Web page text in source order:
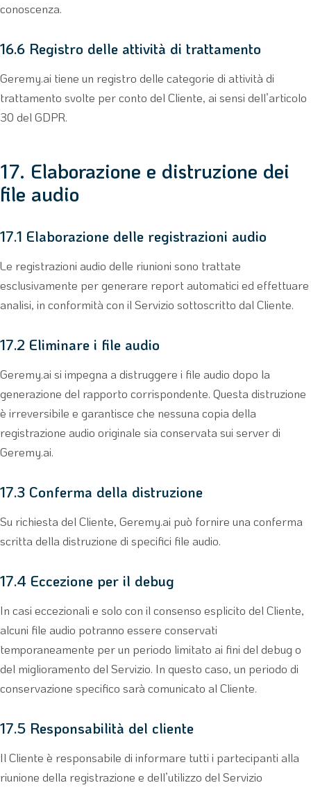
conoscenza.
16.6 Registro delle attività di trattamento
Geremy.ai tiene un registro delle categorie di attività di
trattamento svolte per conto del Cliente, ai sensi dell’articolo
30 del GDPR.
17. Elaborazione e distruzione dei
file audio
17.1 Elaborazione delle registrazioni audio
Le registrazioni audio delle riunioni sono trattate
esclusivamente per generare report automatici ed effettuare
analisi, in conformità con il Servizio sottoscritto dal Cliente.
17.2 Eliminare i file audio
Geremy.ai si impegna a distruggere i file audio dopo la
generazione del rapporto corrispondente. Questa distruzione
è irreversibile e garantisce che nessuna copia della
registrazione audio originale sia conservata sui server di
Geremy.ai.
17.3 Conferma della distruzione
Su richiesta del Cliente, Geremy.ai può fornire una conferma
scritta della distruzione di specifici file audio.
17.4 Eccezione per il debug
In casi eccezionali e solo con il consenso esplicito del Cliente,
alcuni file audio potranno essere conservati
temporaneamente per un periodo limitato ai fini del debug o
del miglioramento del Servizio. In questo caso, un periodo di
conservazione specifico sarà comunicato al Cliente.
17.5 Responsabilità del cliente
Il Cliente è responsabile di informare tutti i partecipanti alla
riunione della registrazione e dell’utilizzo del Servizio